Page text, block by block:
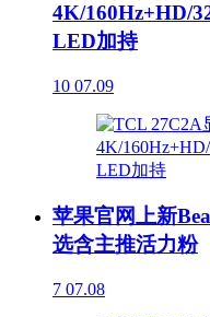
4K/160Hz+HD/
LED加持
10 07.09
苹果官网上新
选含主推活力粉
7 07.08